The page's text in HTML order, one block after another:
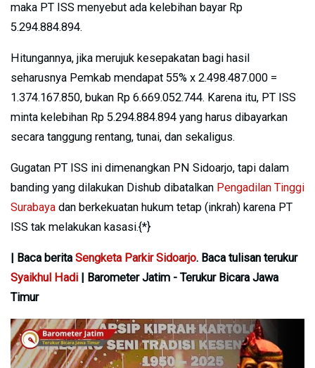
maka PT ISS menyebut ada kelebihan bayar Rp
5.294.884.894.
Hitungannya, jika merujuk kesepakatan bagi hasil
seharusnya Pemkab mendapat 55% x 2.498.487.000 =
1.374.167.850, bukan Rp 6.669.052.744. Karena itu, PT ISS
minta kelebihan Rp 5.294.884.894 yang harus dibayarkan
secara tanggung rentang, tunai, dan sekaligus.
Gugatan PT ISS ini dimenangkan PN Sidoarjo, tapi dalam
banding yang dilakukan Dishub dibatalkan Pengadilan Tinggi
Surabaya dan berkekuatan hukum tetap (inkrah) karena PT
ISS tak melakukan kasasi.{*}
| Baca beritaSengketa Parkir Sidoarjo. Baca tulisan terukur
Syaikhul Hadi | Barometer Jatim - Terukur Bicara Jawa
Timur